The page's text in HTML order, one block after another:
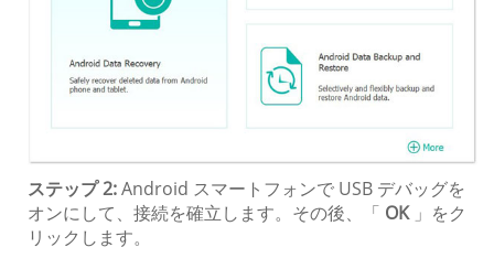
ステップ 2:Android スマートフォンで USB デバッグを
オンにして、接続を確立します。その後、「 OK」をク
リックします。